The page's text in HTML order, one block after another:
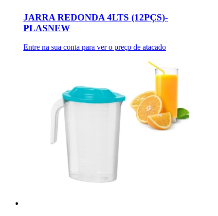
JARRA REDONDA 4LTS (12PÇS)-
PLASNEW
Entre na sua conta para ver o preço de atacado